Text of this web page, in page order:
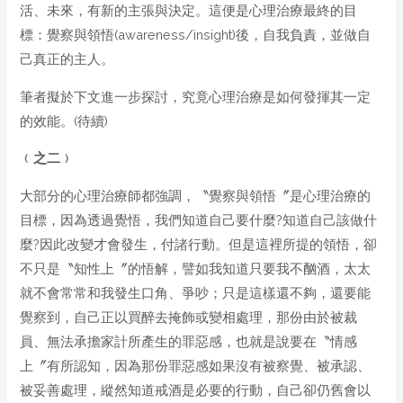
活、未來，有新的主張與決定。這便是心理治療最終的目
標：覺察與領悟(awareness/insight)後，自我負責，並做自
己真正的主人。
筆者擬於下文進一步探討，究竟心理治療是如何發揮其一定
的效能。(待續)
﹙之二 ﹚
大部分的心理治療師都強調，〝覺察與領悟〞是心理治療的
目標，因為透過覺悟，我們知道自己要什麼?知道自己該做什
麼?因此改變才會發生，付諸行動。但是這裡所提的領悟，卻
不只是〝知性上〞的悟解，譬如我知道只要我不酗酒，太太
就不會常常和我發生口角、爭吵；只是這樣還不夠，還要能
覺察到，自己正以買醉去掩飾或變相處理，那份由於被裁
員、無法承擔家計所產生的罪惡感，也就是說要在〝情感
上〞有所認知，因為那份罪惡感如果沒有被察覺、被承認、
被妥善處理，縱然知道戒酒是必要的行動，自己卻仍舊會以